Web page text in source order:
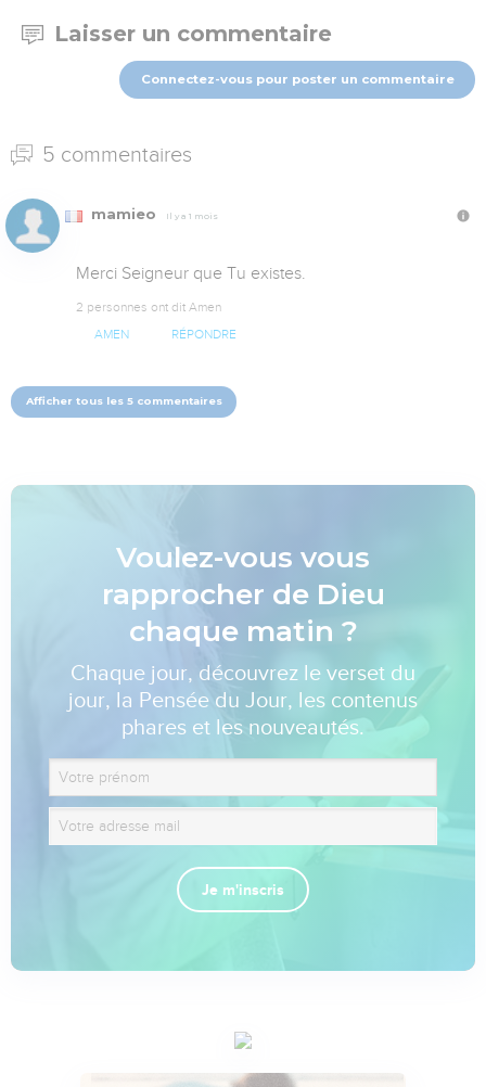
Laisser un commentaire
Connectez-vous pour poster un commentaire
5 commentaires
mamieo Il y a 1 mois
Merci Seigneur que Tu existes.
2 personnes ont dit Amen
AMEN RÉPONDRE
Afficher tous les 5 commentaires
Voulez-vous vous
rapprocher de Dieu
chaque matin ?
Chaque jour, découvrez le verset du
jour, la Pensée du Jour, les contenus
phares et les nouveautés.
Je m'inscris